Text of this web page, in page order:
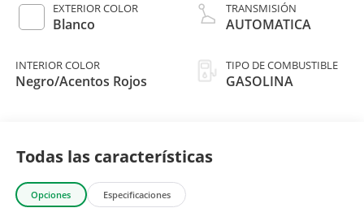
EXTERIOR COLOR
Blanco
INTERIOR COLOR
Negro/Acentos Rojos
TRANSMISIÓN
AUTOMATICA
TIPO DE COMBUSTIBLE
GASOLINA
Todas las características
Opciones Especificaciones